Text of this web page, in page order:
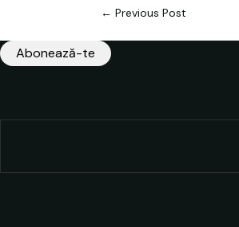
← Previous Post
Abonează-te